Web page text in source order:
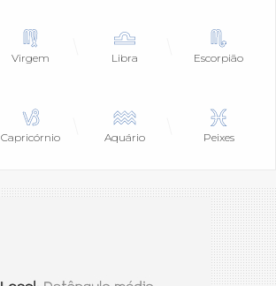
Virgem Libra Escorpião
Capricórnio Aquário Peixes